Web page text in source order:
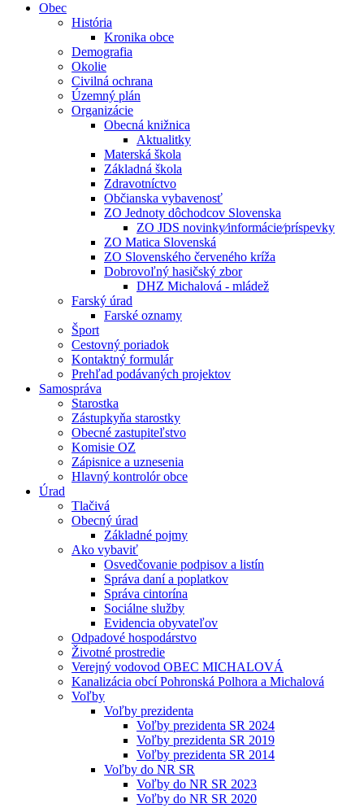
Obec
História
Kronika obce
Demografia
Okolie
Civilná ochrana
Územný plán
Organizácie
Obecná knižnica
Aktualitky
Materská škola
Základná škola
Zdravotníctvo
Občianska vybavenosť
ZO Jednoty dôchodcov Slovenska
ZO JDS novinky⁄informácie⁄príspevky
ZO Matica Slovenská
ZO Slovenského červeného kríža
Dobrovoľný hasičský zbor
DHZ Michalová - mládež
Farský úrad
Farské oznamy
Šport
Cestovný poriadok
Kontaktný formulár
Prehľad podávaných projektov
Samospráva
Starostka
Zástupkyňa starostky
Obecné zastupiteľstvo
Komisie OZ
Zápisnice a uznesenia
Hlavný kontrolór obce
Úrad
Tlačivá
Obecný úrad
Základné pojmy
Ako vybaviť
Osvedčovanie podpisov a listín
Správa daní a poplatkov
Správa cintorína
Sociálne služby
Evidencia obyvateľov
Odpadové hospodárstvo
Životné prostredie
Verejný vodovod OBEC MICHALOVÁ
Kanalizácia obcí Pohronská Polhora a Michalová
Voľby
Voľby prezidenta
Voľby prezidenta SR 2024
Voľby prezidenta SR 2019
Voľby prezidenta SR 2014
Voľby do NR SR
Voľby do NR SR 2023
Voľby do NR SR 2020